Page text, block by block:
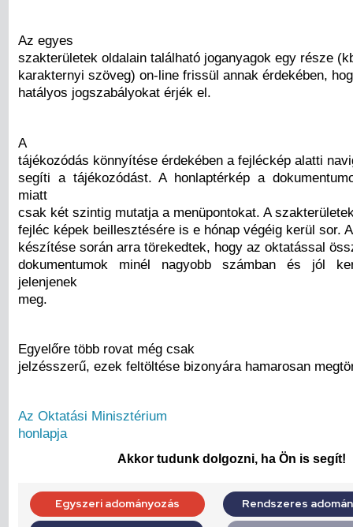
Az egyes
szakterületek oldalain található joganyagok egy része
karakternyi szöveg) on-line frissül annak érdekében,
hatályos jogszabályokat érjék el.
A
tájékozódás könnyítése érdekében a fejléckép alatti
segíti a tájékozódást. A honlaptérkép a
miatt
csak két szintig mutatja a menüpontokat. A
fejléc képek beillesztésére is e hónap végéig kerül sor.
készítése során arra törekedtek, hogy az oktatással
dokumentumok minél nagyobb számban és jól
jelenjenek
meg.
Egyelőre több rovat még csak
jelzésszerű, ezek feltöltése bizonyára hamarosan
Az Oktatási Minisztérium
honlapja
Akkor tudunk dolgozni, ha Ön is segít!